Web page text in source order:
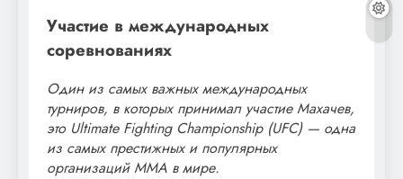
Участие в международных
соревнованиях
Один из самых важных международных
турниров, в которых принимал участие Махачев,
это Ultimate Fighting Championship (UFC) — одна
из самых престижных и популярных
организаций ММА в мире.